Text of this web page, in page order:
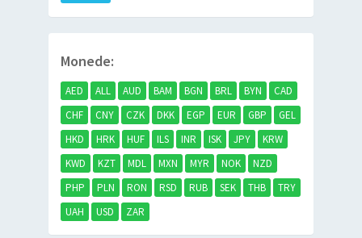
Monede:
AED ALL AUD BAM BGN BRL BYN
CAD
CHF
CNY CZK DKK EGP EUR GBP
GEL
HKD
HRK HUF ILS INR ISK JPY
KRW
KWD
KZT MDL MXN MYR NOK
NZD
PHP
PLN RON RSD RUB SEK THB
TRY
UAH
USD ZAR